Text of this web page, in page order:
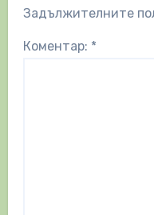
Задължителните
Коментар: *